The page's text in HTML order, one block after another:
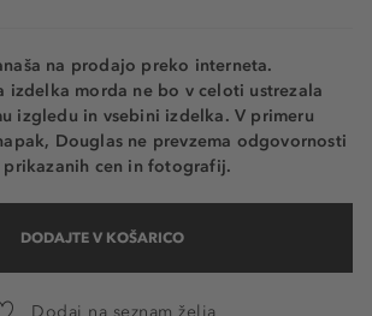
na prodajo preko interneta.
izdelka morda ne bo v celoti ustrezala
izgledu in vsebini izdelka. V primeru
Douglas ne prevzema odgovornosti
prikazanih cen in fotografij.
DODAJTE V KOŠARICO
Dodaj na seznam želja